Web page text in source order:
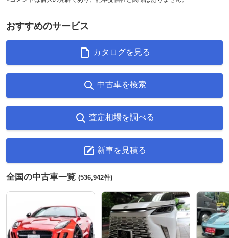
おすすめのサービス
カタログを見る
中古車を検索
査定相場を調べる
新車を見積る
全国の中古車一覧 (536,942件)